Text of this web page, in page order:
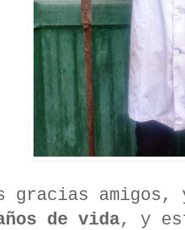
gracias amigos,
de vida, y